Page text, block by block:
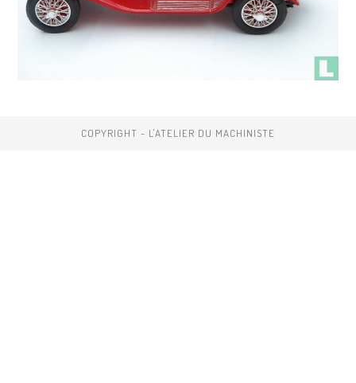
COPYRIGHT - L'ATELIER DU MACHINISTE